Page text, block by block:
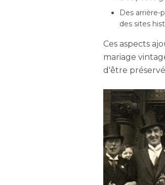
Des arrière-
des sites
Ces aspects
mariage
d'être